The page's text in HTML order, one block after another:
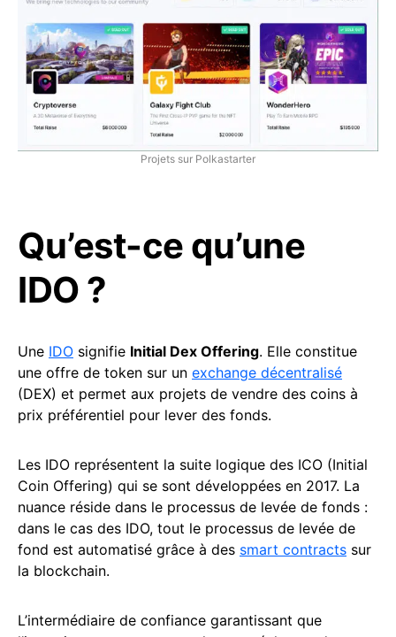
Projets sur Polkastarter
Qu’est-ce qu’une
IDO ?
Une IDO signifie Initial Dex Offering. Elle constitue
une offre de token sur un exchange décentralisé
(DEX) et permet aux projets de vendre des coins à
prix préférentiel pour lever des fonds.
Les IDO représentent la suite logique des ICO (Initial
Coin Offering) qui se sont développées en 2017. La
nuance réside dans le processus de levée de fonds :
dans le cas des IDO, tout le processus de levée de
fond est automatisé grâce à des smart contracts sur
la blockchain.
L’intermédiaire de confiance garantissant que